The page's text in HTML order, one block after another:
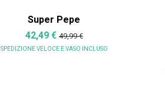
Super Pepe
42,49 € 49,99 €
SPEDIZIONE VELOCE E VASO INCLUSO